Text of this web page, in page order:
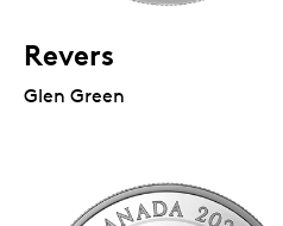
Revers
Glen Green